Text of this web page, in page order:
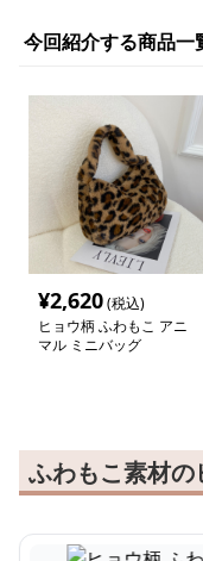
今回紹介する商品一
¥2,620(税込)
ヒョウ柄 ふわもこ アニ
マル ミニバッグ
ふわもこ素材